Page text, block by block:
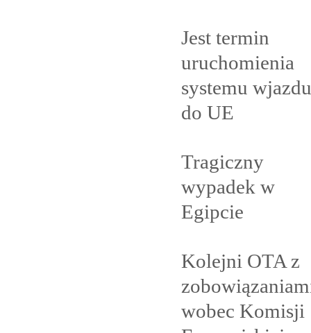
Jest termin
uruchomienia
systemu wjazdu
do UE
Tragiczny
wypadek w
Egipcie
Kolejni OTA z
wobec Komisji